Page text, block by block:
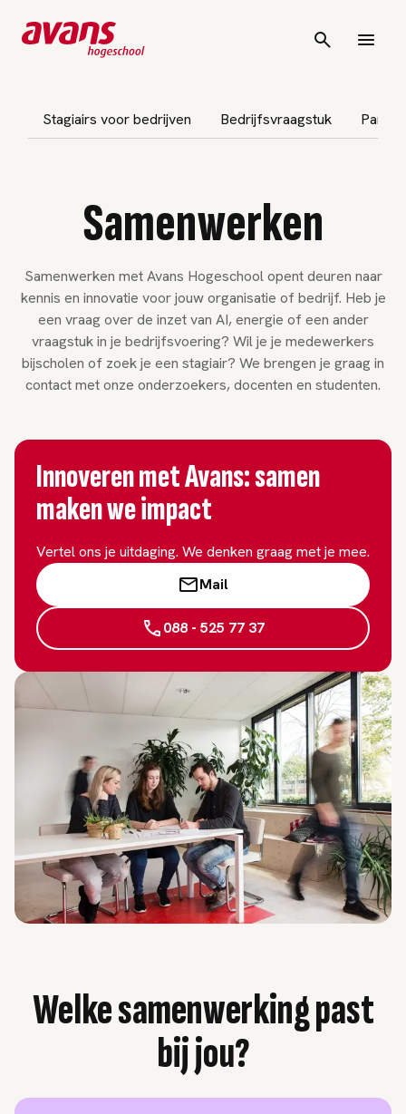
Stagiairs voor bedrijven
Bedrijfsvraagstuk
Samenwerken
Samenwerken met Avans Hogeschool opent deuren naar
kennis en innovatie voor jouw organisatie of bedrijf. Heb je
een vraag over de inzet van AI, energie of een ander
vraagstuk in je bedrijfsvoering? Wil je je medewerkers
bijscholen of zoek je een stagiair? We brengen je graag in
contact met onze onderzoekers, docenten en studenten.
Innoveren met Avans: samen
maken we impact
Vertel ons je uitdaging. We denken graag met je mee.
Mail
088 - 525 77 37
Welke samenwerking past
bij jou?